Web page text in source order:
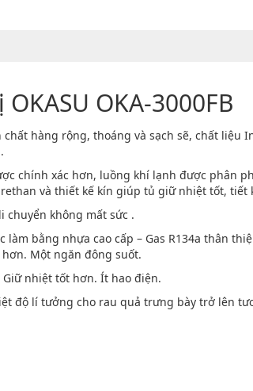
OKA-3000FB
hàng rộng, thoáng và sạch sẽ, chất liệu
chính xác hơn, luồng khí lạnh được phân
và thiết kế kín giúp tủ giữ nhiệt tốt, tiết
chuyển không mất sức .
bằng nhựa cao cấp – Gas R134a thân
Một ngăn đông suốt.
nhiệt tốt hơn. Ít hao điện.
độ lí tưởng cho rau quả trưng bày trở lên